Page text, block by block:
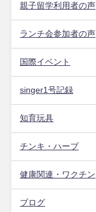
親子留学利用者の声
ランチ会参加者の声
国際イベント
singer1号記録
知育玩具
チンキ・ハーブ
健康関連・ワクチン
ブログ